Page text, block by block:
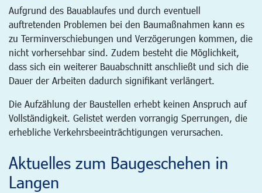
Aufgrund des Bauablaufes und durch eventuell
auftretenden Problemen bei den Baumaßnahmen kann es
zu Terminverschiebungen und Verzögerungen kommen, die
nicht vorhersehbar sind. Zudem besteht die Möglichkeit,
dass sich ein weiterer Bauabschnitt anschließt und sich die
Dauer der Arbeiten dadurch signifikant verlängert.
Die Aufzählung der Baustellen erhebt keinen Anspruch auf
Vollständigkeit. Gelistet werden vorrangig Sperrungen, die
erhebliche Verkehrsbeeinträchtigungen verursachen.
Aktuelles zum Baugeschehen in
Langen